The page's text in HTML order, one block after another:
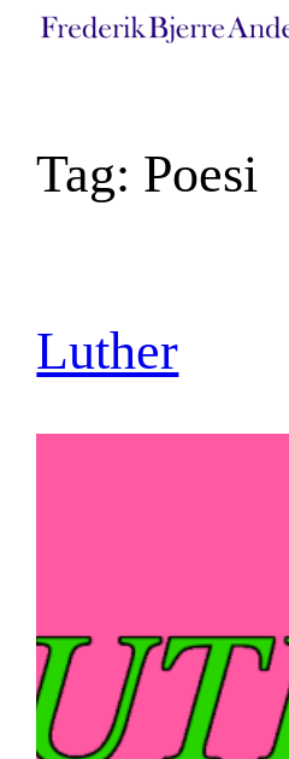
Spring
Tag: Poesi
Luther